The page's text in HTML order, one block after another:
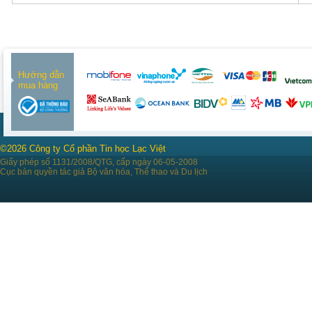
Hướng dẫn
mua hàng
©2026 Công ty Cổ phần Tin học Lạc Việt
Giấy phép số 1131/2008/QTG, cấp ngày 06-05-2008
Cục bản quyền tác giả Bộ văn hóa, Thể thao và Du lịch